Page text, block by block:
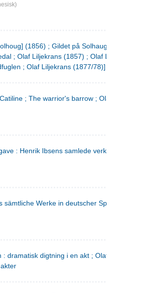
(1856) ; Gildet på Solhaug (1883) ;
; Olaf Liljekrans (1857) ; Olaf Liljekrans
; Olaf Liljekrans (1877/78)]
; The warrior's barrow ; Olaf Liljekrans
: Henrik Ibsens samlede verker. 3
sämtliche Werke in deutscher Sprache. 2
dramatisk digtning i en akt ; Olaf Liljekrans :